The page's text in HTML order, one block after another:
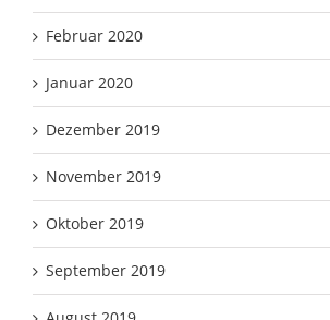
Februar 2020
Januar 2020
Dezember 2019
November 2019
Oktober 2019
September 2019